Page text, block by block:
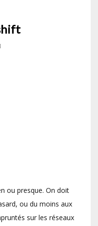
ou presque. On doit
ou du moins aux
sur les réseaux